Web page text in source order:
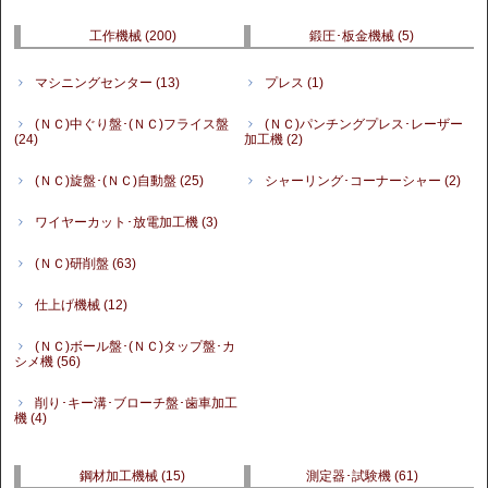
工作機械 (200)
マシニングセンター(13)
(ＮＣ)中ぐり盤･(ＮＣ)フライス盤
(24)
(ＮＣ)旋盤･(ＮＣ)自動盤(25)
ワイヤーカット･放電加工機(3)
(ＮＣ)研削盤(63)
仕上げ機械(12)
(ＮＣ)ボール盤･(ＮＣ)タップ盤･カ
シメ機(56)
削り･キー溝･ブローチ盤･歯車加工
機(4)
鍛圧･板金機械(5)
プレス (1)
(ＮＣ)パンチングプレス･レーザー
加工機 (2)
シャーリング･コーナーシャー (2)
鋼材加工機械(15) 測定器･試験機 (61)